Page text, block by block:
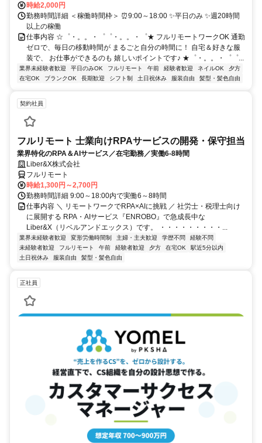
時給2,000円
勤務時間詳細 ＜稼働時間枠＞ ⏰9:00～18:00 ✨平日のみ ✨週20時間
以上の稼働
仕事内容 ☆゜・。。・゜゜・。。・゜★ フルリモートワークOK 通勤
ゼロで、毎日の移動時間が まるごと自分の時間に！ 自宅＆好きな服
装で、 お仕事ができるのも 嬉しいポイントです♪ ★゜・。。・゜゜...
業界未経験者歓迎 平日のみOK フルリモート 午前 経験者歓迎 ネイルOK
夕方
在宅OK
ブランクOK 長期歓迎 シフト制 土日祝休み 服装自由 髪型・髪色自由
契約社員
フルリモート 士業向けRPAサービスの開発・保守担当
業界特化のRPA＆AIサービス／在宅勤務／実働6-8時間
Liber&X株式会社
フルリモート
時給1,300円～2,700円
勤務時間詳細 9:00～18:00内で実働6～8時間
仕事内容 ＼ リモートワークでRPA×AIに挑戦 ／ 社労士・税理士向け
に展開する RPA・AIサービス『ENROBO』で急成長中な
Liber&X（リベルアンドエックス）です。 ・・・・・・・・・...
業界未経験者歓迎 変形労働時間制 主婦・主夫歓迎 学歴不問
経験不問
未経験者歓迎
フルリモート 午前 経験者歓迎 夕方 在宅OK
駅近5分以内
土日祝休み
服装自由 髪型・髪色自由
正社員